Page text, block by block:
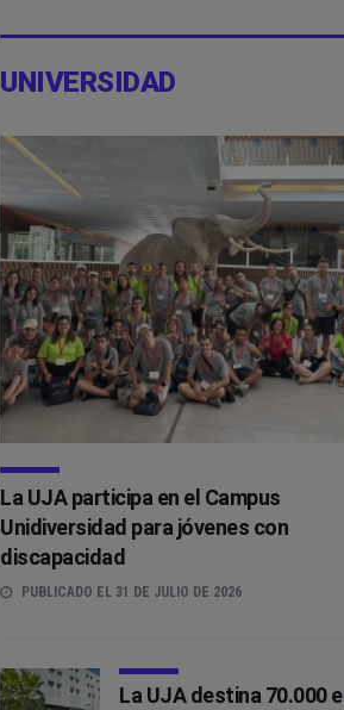
UNIVERSIDAD
La UJA participa en el Campus
Unidiversidad para jóvenes con
discapacidad
PUBLICADO EL 31 DE JULIO DE 2026
La UJA destina 70.000